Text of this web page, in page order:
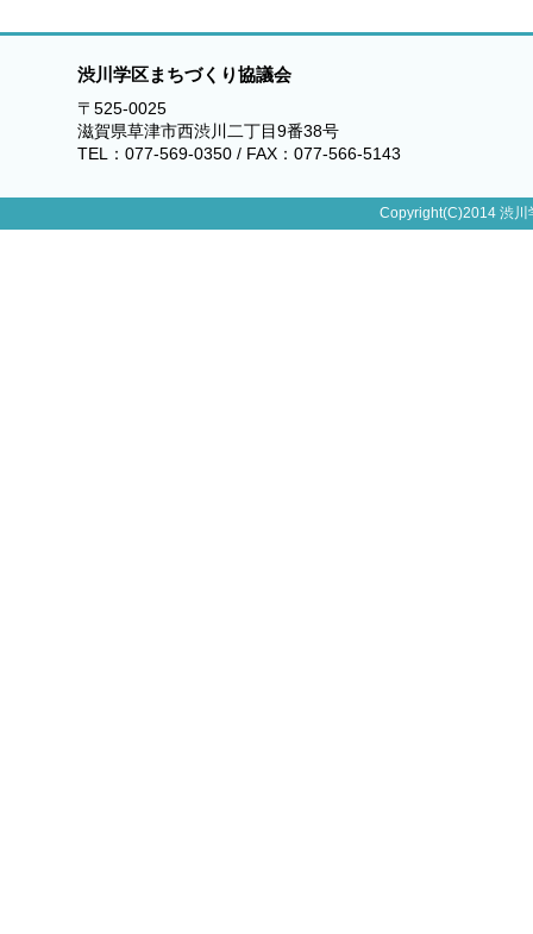
渋川学区まちづくり協議会
〒525-0025
滋賀県草津市西渋川二丁目9番38号
TEL：077-569-0350 / FAX：077-566-5143
Copyright(C)2014 渋川